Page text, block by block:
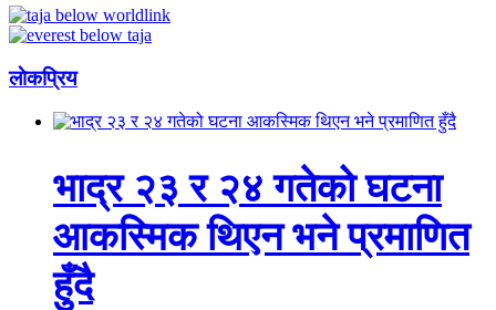
लाेकप्रिय
भाद्र २३ र २४ गतेको घटना
आकस्मिक थिएन भने प्रमाणित
हुँदै